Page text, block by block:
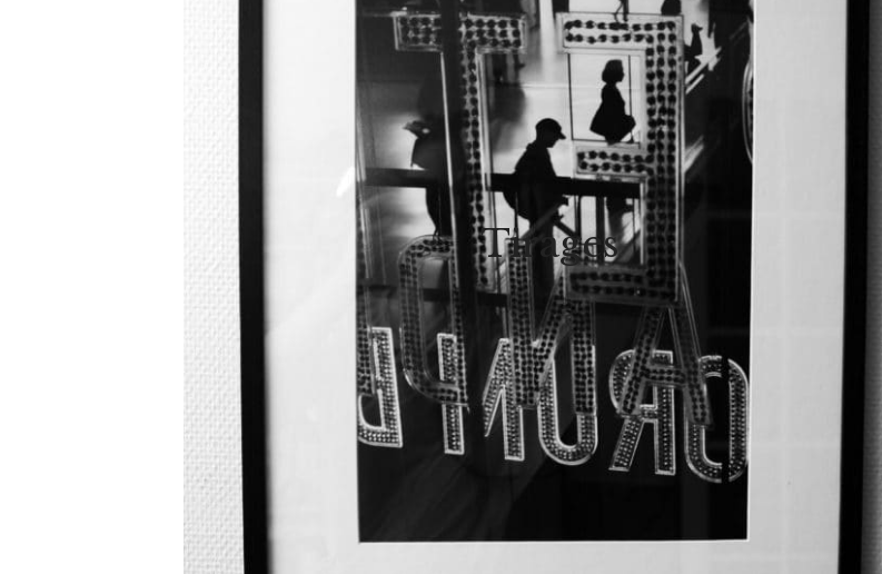
Tirages
Chaque photo est tirée en 15 exemplaires (tous formats confondus) signée, numérotée et est
accompagnée d’un certificat d’authenticité délivré par l’auteur.
Formats des tirages : 20X30 (90 euros) | 30×45 cm (120 euros) | 40×60 cm (150 euros)
Impression jet d’encre sur : Papier Fuji Photo Pearl d’une épaisseur de 290g ou Papier
Hahnemühle Rag Baryta d’une épaisseur de 325g
Les tirages peuvent être également vendus encadrés (cadre bois noir, passe partout et verre)
ou contre collé sur Dibond avec châssis ou impression directe à plat.( Le Dibond™ est un
matériau à la fois solide et léger, composé d’un noyau polyéthylène entre deux fines plaques
d’aluminium) sur demande.
Possibilité de finitions différentes (caisse américaine, collage sur plexi etc…) sur demande.
Vous pouvez également découvrir et commander mon livre « Au fil de l’eau » sur le site blurb :
livre-au-fil-de-l-eau
Pour toute information sur les tarifs, en fonction de la taille et du format choisi me contacter via
ce site web, page contact.